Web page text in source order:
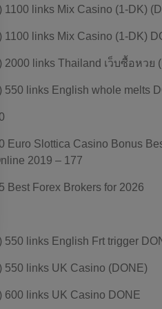
1100 links Mix Casino (1-DK)
1100 links Mix Casino (1-DK)
2000 links Thailand เว็บซื้อหวย
550 links English whole melts
Euro Slottica Casino Bonus
2019 – 177
Best Forex Brokers for 2026
550 links English Frt trigger
550 links UK Casino (DONE)
600 links UK Casino DONE